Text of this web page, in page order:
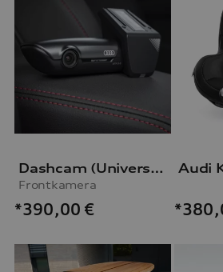
Dashcam (Universal Traffic Recorder 2.0)
Frontkamera
*390,00 €